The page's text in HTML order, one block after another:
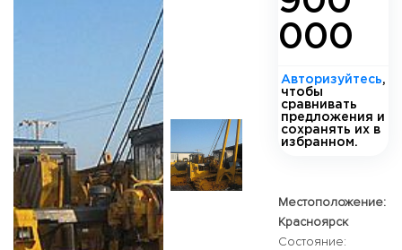
000
Авторизуйтесь,
чтобы
сравнивать
предложения и
сохранять их в
избранном.
Местоположение:
Красноярск
Состояние: